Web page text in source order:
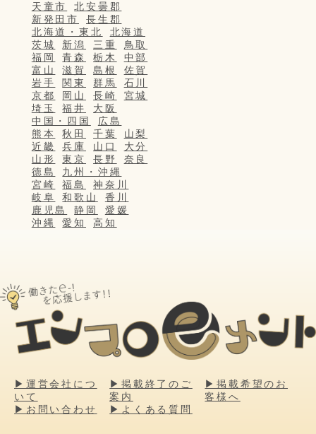
天童市
北安曇郡
新発田市
長生郡
北海道・東北
北海道
茨城
新潟 三重
鳥取
福岡
青森 栃木
中部
富山
滋賀 島根
佐賀
岩手
関東 群馬
石川
京都
岡山 長崎
宮城
埼玉
福井
大阪
中国・四国
広島
熊本
秋田 千葉
山梨
近畿
兵庫 山口
大分
山形
東京 長野
奈良
徳島
九州・沖縄
宮崎
福島
神奈川
岐阜
和歌山
香川
鹿児島
静岡
愛媛
沖縄
愛知 高知
▶運営会社につ
いて
▶掲載終了のご
案内
▶掲載希望のお
客様へ
▶お問い合わせ
▶よくある質問